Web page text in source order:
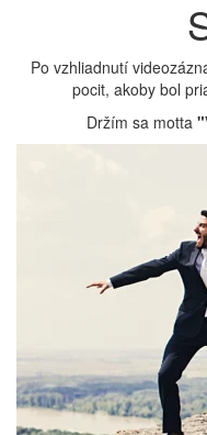
Po vzhliadnutí
pocit, akoby bol
Držím sa motta